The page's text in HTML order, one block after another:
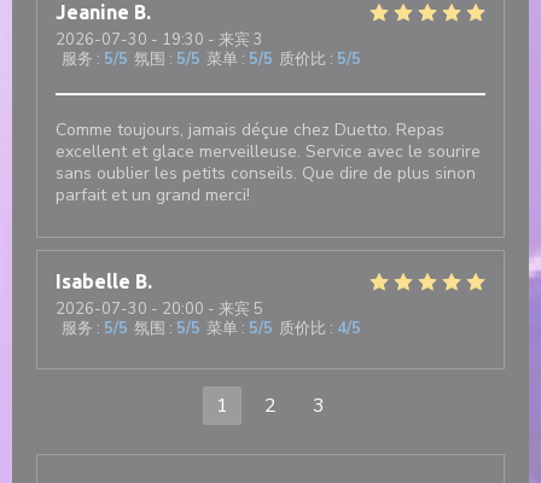
Jeanine B
2026-07-30 - 19:30 - 来宾 3
服务 : 5/5 氛围 : 5/5 菜单 : 5/5 质价比 : 5/5
Comme toujours, jamais déçue chez Duetto. Repas
excellent et glace merveilleuse. Service avec le sourire
sans oublier les petits conseils. Que dire de plus sinon
parfait et un grand merci!
Isabelle B
2026-07-30 - 20:00 - 来宾 5
服务 : 5/5 氛围 : 5/5 菜单 : 5/5 质价比 : 4/5
1 2 3